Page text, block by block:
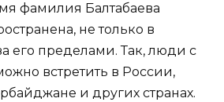
фамилия Балтабаева
не только в
его пределами. Так, люди с
встретить в России,
и других странах.